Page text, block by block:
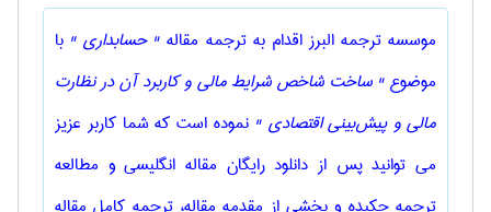
موسسه ترجمه البرز اقدام به ترجمه مقاله " حسابداری " با
موضوع" ساخت شاخص شرایط مالی و کاربرد آن در نظارت
مالی و پیش‌بینی اقتصادی " نموده است که شما کاربر عزیز
می توانید پس از دانلود رایگان مقاله انگلیسی و مطالعه